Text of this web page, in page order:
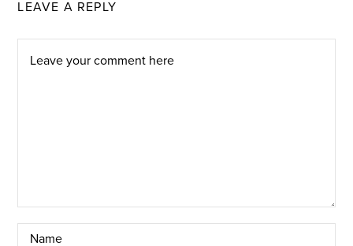
LEAVE A REPLY